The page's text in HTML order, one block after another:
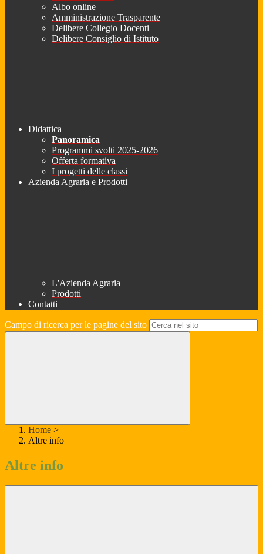
Albo online
Amministrazione Trasparente
Delibere Collegio Docenti
Delibere Consiglio di Istituto
Didattica
Panoramica
Programmi svolti 2025-2026
Offerta formativa
I progetti delle classi
Azienda Agraria e Prodotti
L'Azienda Agraria
Prodotti
Contatti
Campo di ricerca per le pagine del sito
Home >
Altre info
Altre info